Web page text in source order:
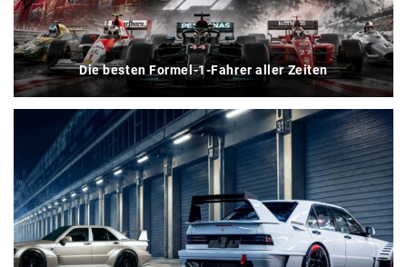
Die besten Formel-1-Fahrer aller Zeiten